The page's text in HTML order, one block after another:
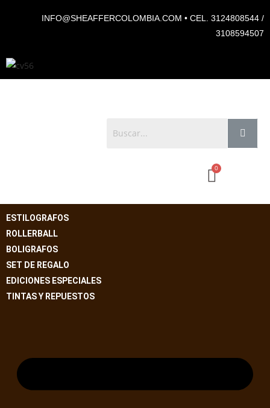
INFO@SHEAFFERCOLOMBIA.COM • CEL. 3124808544 /
3108594507
ESTILOGRAFOS
ROLLERBALL
BOLIGRAFOS
SET DE REGALO
EDICIONES ESPECIALES
TINTAS Y REPUESTOS